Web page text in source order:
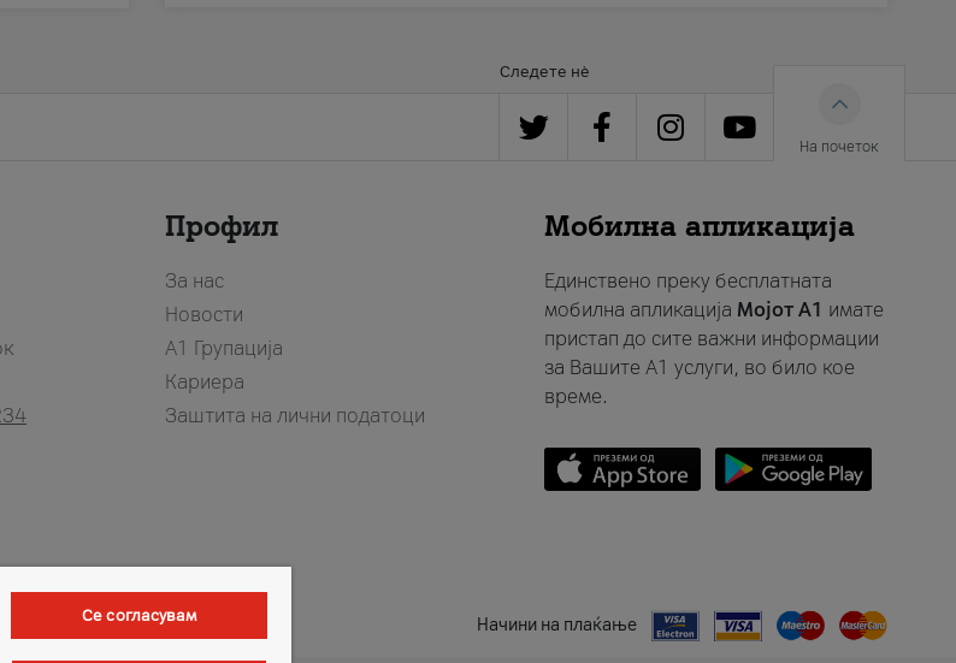
Следете нè
На почеток
Профил
За нас
Новости
А1 Групација
Кариера
Заштита на лични податоци
Мобилна апликација
Единствено преку бесплатната
мобилна апликација Мојот A1 имате
пристап до сите важни информации
за Вашите A1 услуги, во било кое
време.
Начини на плаќање
Се согласувам